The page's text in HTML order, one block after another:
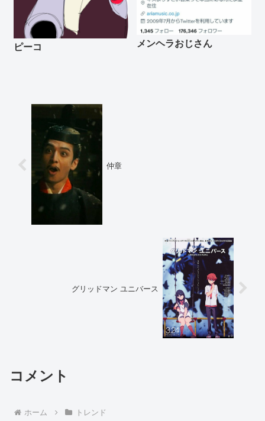
ピーコ メンヘラおじさん
仲章
グリッドマン ユニバース
コメント
ホーム トレンド